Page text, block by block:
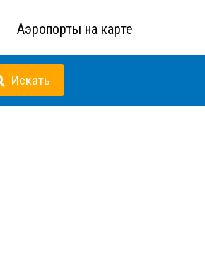
Аэропорты на карте
Искать